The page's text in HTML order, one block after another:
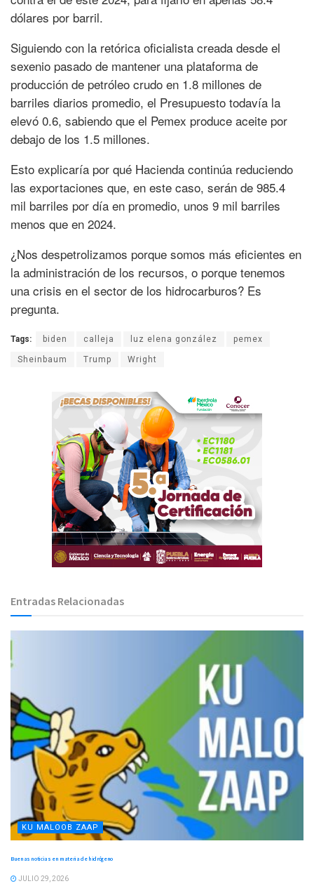
dólares por barril.
Siguiendo con la retórica oficialista creada desde el
sexenio pasado de mantener una plataforma de
producción de petróleo crudo en 1.8 millones de
barriles diarios promedio, el Presupuesto todavía la
elevó 0.6, sabiendo que el Pemex produce aceite por
debajo de los 1.5 millones.
Esto explicaría por qué Hacienda continúa reduciendo
las exportaciones que, en este caso, serán de 985.4
mil barriles por día en promedio, unos 9 mil barriles
menos que en 2024.
¿Nos despetrolizamos porque somos más eficientes en
la administración de los recursos, o porque tenemos
una crisis en el sector de los hidrocarburos? Es
pregunta.
Tags: biden calleja luz elena gonzález pemex
Sheinbaum Trump Wright
Entradas Relacionadas
KU MALOOB ZAAP
Buenas noticias en materia de hidrógeno
JULIO 29, 2026